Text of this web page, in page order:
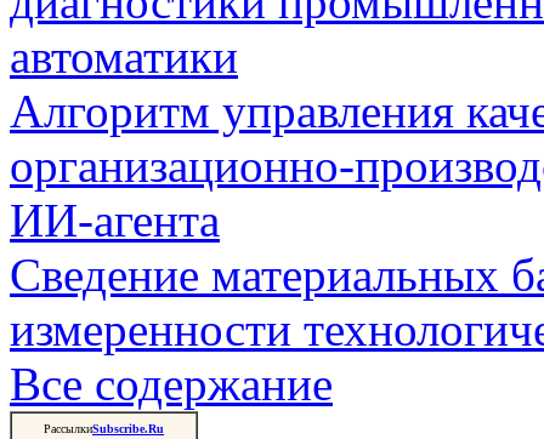
автоматики
Алгоритм управления
организационно-
ИИ-агента
Сведение материальных
измеренности
Все содержание
РассылкиSubscribe.Ru